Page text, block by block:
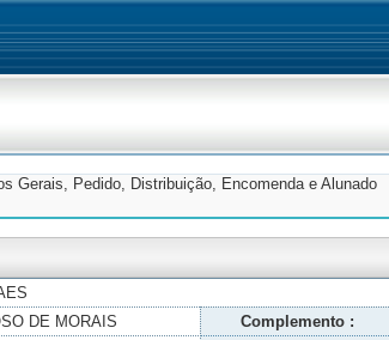
Gerais, Pedido, Distribuição, Encomenda e Alunado
DE MORAIS Complemento :